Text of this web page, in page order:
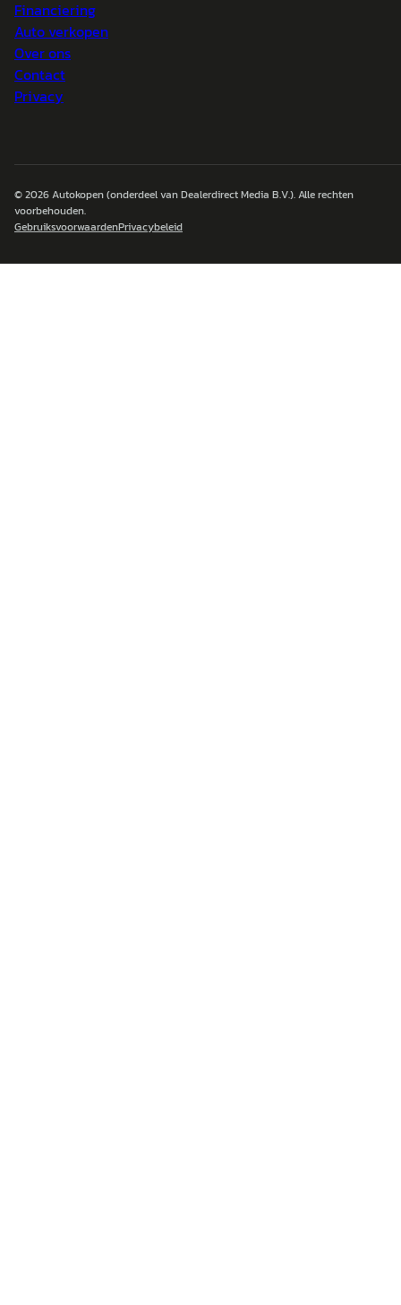
Financiering
Auto verkopen
Over ons
Contact
Privacy
© 2026Autokopen(onderdeel van Dealerdirect Media B.V.). Alle rechten
voorbehouden.
GebruiksvoorwaardenPrivacybeleid